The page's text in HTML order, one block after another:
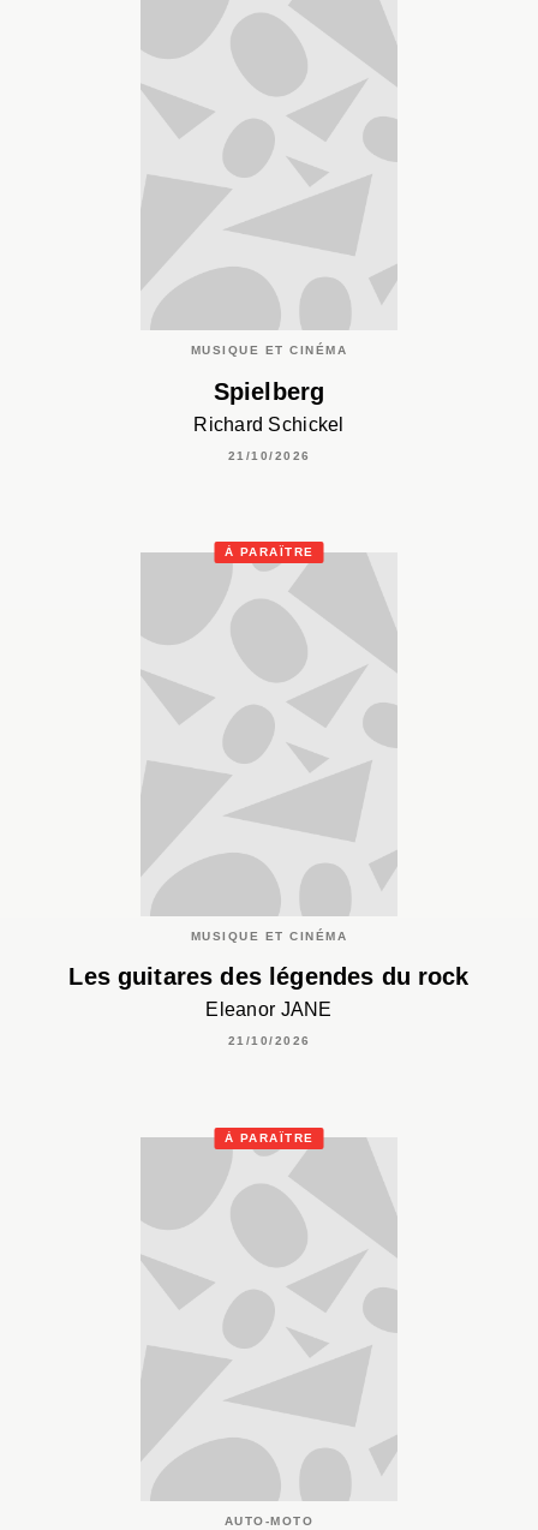
MUSIQUE ET CINÉMA
Spielberg
Richard Schickel
21/10/2026
À PARAÎTRE
MUSIQUE ET CINÉMA
Les guitares des légendes du rock
Eleanor JANE
21/10/2026
À PARAÎTRE
AUTO-MOTO